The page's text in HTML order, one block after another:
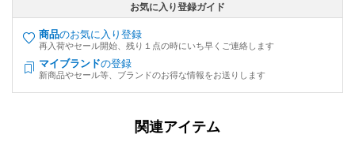
お気に入り登録ガイド
商品のお気に入り登録
再入荷やセール開始、残り１点の時にいち早くご連絡します
マイブランドの登録
新商品やセール等、ブランドのお得な情報をお送りします
関連アイテム